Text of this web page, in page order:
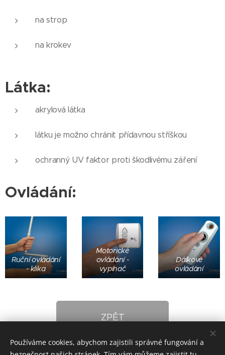
na strop
na krokev
Látka:
akrylová látka
látku je možno chránit přídavnou stříškou
ochranný UV faktor proti škodlivému záření
Ovládání:
Ruční ovládání
- klika
Motorické
ovládání -
vypínač
Dálkové
ovládání
ZPĚT
Používáme cookies, abychom zajistili správné fungování a